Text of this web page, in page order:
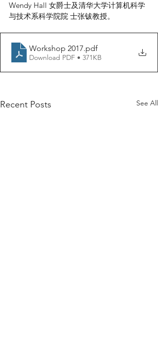
Wendy Hall 女爵士及清华大学计算机科学
与技术系科学院院 士张钹教授。
Workshop 2017.pdf
Download PDF • 371KB
Recent Posts See All